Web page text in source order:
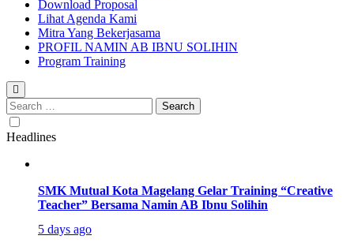
Download Proposal
Lihat Agenda Kami
Mitra Yang Bekerjasama
PROFIL NAMIN AB IBNU SOLIHIN
Program Training
Search
for:
Headlines
SMK Mutual Kota Magelang Gelar Training “Creative
Teacher” Bersama Namin AB Ibnu Solihin
5 days ago